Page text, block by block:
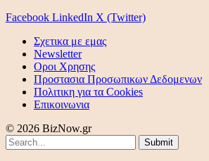
Facebook LinkedIn X (Twitter)
Σχετικα με εμας
Newsletter
Οροι Χρησης
Προστασια Προσωπικων Δεδομενων
Πολιτικη για τα Cookies
Επικοινωνια
© 2026 BizNow.gr
Submit